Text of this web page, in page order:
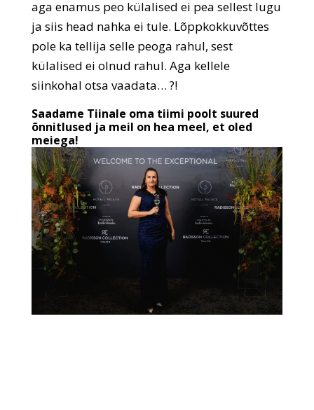
aga enamus peo külalised ei pea sellest lugu
ja siis head nahka ei tule. Lõppkokkuvõttes
pole ka tellija selle peoga rahul, sest
külalised ei olnud rahul. Aga kellele
siinkohal otsa vaadata… ?!
Saadame Tiinale oma tiimi poolt suured
õnnitlused ja meil on hea meel, et oled
meiega!